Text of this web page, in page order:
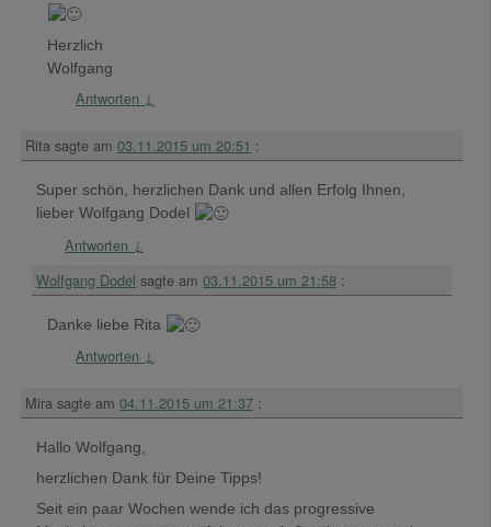
Herzlich
Wolfgang
Antworten ↓
Rita sagte am 03.11.2015 um 20:51 :
Super schön, herzlichen Dank und allen Erfolg Ihnen,
lieber Wolfgang Dodel
Antworten ↓
Wolfgang Dodel sagte am 03.11.2015 um 21:58 :
Danke liebe Rita
Antworten ↓
Mira sagte am 04.11.2015 um 21:37 :
Hallo Wolfgang,
herzlichen Dank für Deine Tipps!
Seit ein paar Wochen wende ich das progressive